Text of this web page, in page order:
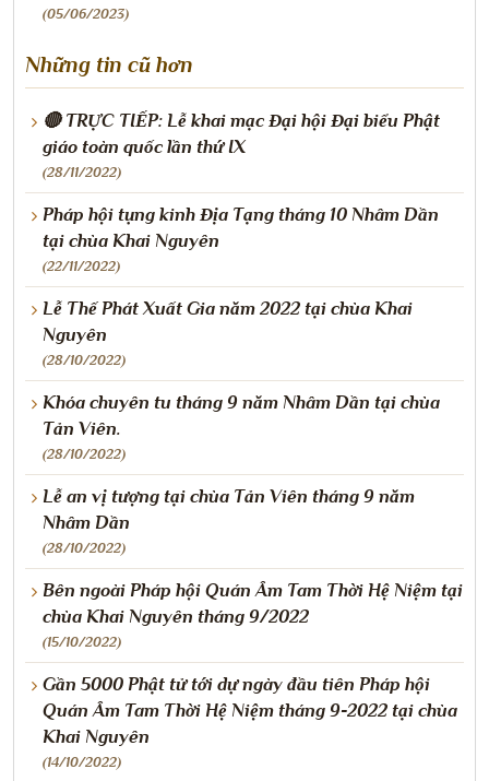
(05/06/2023)
Những tin cũ hơn
🔴 TRỰC TIẾP: Lễ khai mạc Đại hội Đại biểu Phật
giáo toàn quốc lần thứ IX
(28/11/2022)
Pháp hội tụng kinh Địa Tạng tháng 10 Nhâm Dần
tại chùa Khai Nguyên
(22/11/2022)
Lễ Thế Phát Xuất Gia năm 2022 tại chùa Khai
Nguyên
(28/10/2022)
Khóa chuyên tu tháng 9 năm Nhâm Dần tại chùa
Tản Viên.
(28/10/2022)
Lễ an vị tượng tại chùa Tản Viên tháng 9 năm
Nhâm Dần
(28/10/2022)
Bên ngoài Pháp hội Quán Âm Tam Thời Hệ Niệm tại
chùa Khai Nguyên tháng 9/2022
(15/10/2022)
Gần 5000 Phật tử tới dự ngày đầu tiên Pháp hội
Quán Âm Tam Thời Hệ Niệm tháng 9-2022 tại chùa
Khai Nguyên
(14/10/2022)